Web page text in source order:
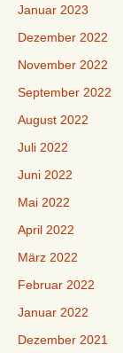
Januar 2023
Dezember 2022
November 2022
September 2022
August 2022
Juli 2022
Juni 2022
Mai 2022
April 2022
März 2022
Februar 2022
Januar 2022
Dezember 2021